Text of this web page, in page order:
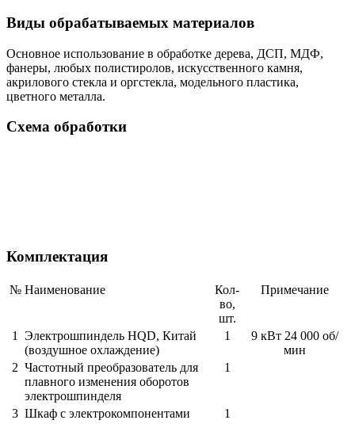
Виды обрабатываемых материалов
Основное использование в обработке дерева, ДСП, МДФ,
фанеры, любых полистиролов, искусственного камня,
акрилового стекла и оргстекла, модельного пластика,
цветного металла.
Схема обработки
Комплектация
№ Наименование
Кол-
во,
шт.
Примечание
1
Электрошпиндель HQD, Китай
(воздушное охлаждение)
1
9 кВт 24 000 об/
мин
2 Частотный преобразователь для
плавного изменения оборотов
электрошпинделя
1
3 Шкаф с электрокомпонентами
1